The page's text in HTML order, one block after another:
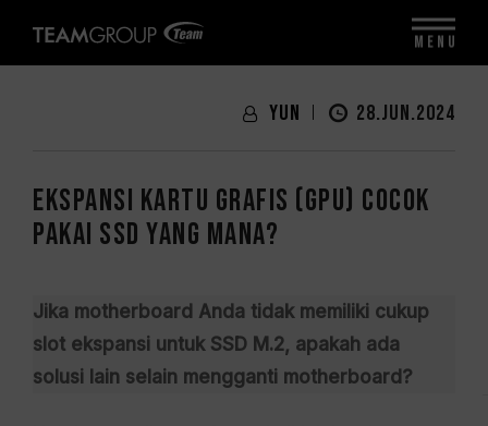
Yun 28.JUN.2024
Ekspansi Kartu Grafis (GPU) Cocok
Pakai SSD Yang Mana?
Jika motherboard Anda tidak memiliki cukup
slot ekspansi untuk SSD M.2, apakah ada
solusi lain selain mengganti motherboard?
MENU